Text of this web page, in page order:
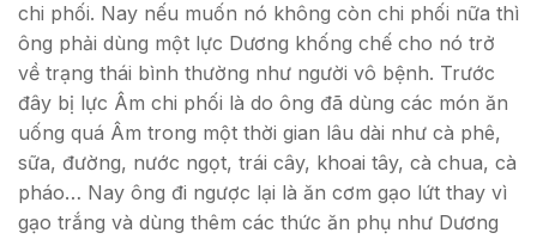
chi phối. Nay nếu muốn nó không còn chi phối nữa thì
ông phải dùng một lực Dương khống chế cho nó trở
về trạng thái bình thường như người vô bệnh. Trước
đây bị lực Âm chi phối là do ông đã dùng các món ăn
uống quá Âm trong một thời gian lâu dài như cà phê,
sữa, đường, nước ngọt, trái cây, khoai tây, cà chua, cà
pháo… Nay ông đi ngược lại là ăn cơm gạo lứt thay vì
gạo trắng và dùng thêm các thức ăn phụ như Dương